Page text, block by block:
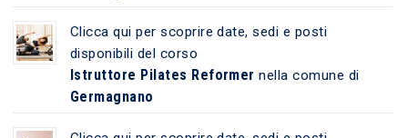
Clicca qui per scoprire date, sedi e posti
disponibili del corso
Istruttore Pilates Reformer nella comune di
Germagnano